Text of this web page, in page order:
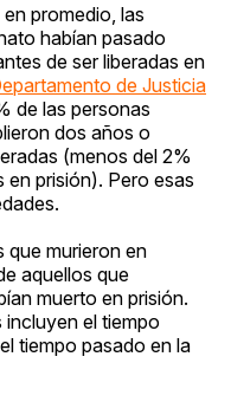
promedio, las
habían pasado
de ser liberadas en
de Justicia
de las personas
dos años o
(menos del 2%
en prisión). Pero esas
que murieron en
aquellos que
muerto en prisión.
el tiempo
tiempo pasado en la